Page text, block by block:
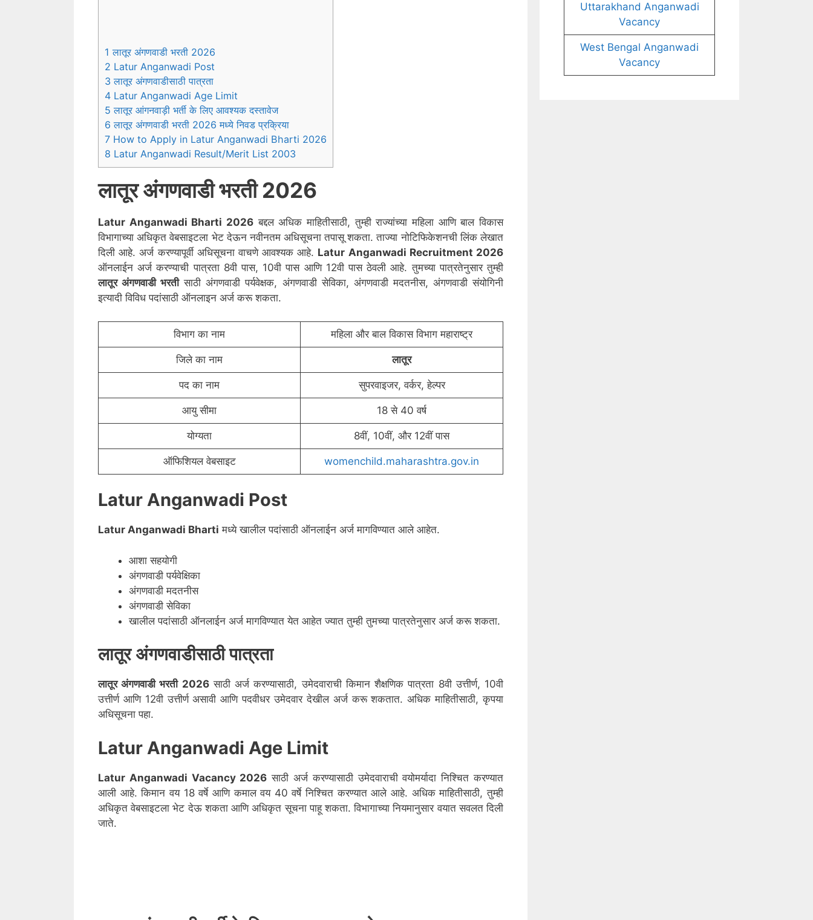
1 लातूर अंगणवाडी भरती 2026
2 Latur Anganwadi Post
3 लातूर अंगणवाडीसाठी पात्रता
4 Latur Anganwadi Age Limit
5 लातूर आंगनवाड़ी भर्ती के लिए आवश्यक दस्तावेज
6 लातूर अंगणवाडी भरती 2026 मध्ये निवड प्रक्रिया
7 How to Apply in Latur Anganwadi Bharti 2026
8 Latur Anganwadi Result/Merit List 2003
लातूरअंगणवाडी भरती 2026
Latur Anganwadi Bharti 2026 बद्दल अधिक माहितीसाठी, तुम्ही राज्यांच्या महिला आणि बाल विकास
विभागाच्या अधिकृत वेबसाइटला भेट देऊन नवीनतम अधिसूचना तपासू शकता. ताज्या नोटिफिकेशनची लिंक लेखात
दिली आहे. अर्ज करण्यापूर्वी अधिसूचना वाचणे आवश्यक आहे. Latur Anganwadi Recruitment 2026
ऑनलाईन अर्ज करण्याची पात्रता 8वी पास, 10वी पास आणि 12वी पास ठेवली आहे. तुमच्या पात्रतेनुसार तुम्ही
लातूरअंगणवाडी भरतीसाठी अंगणवाडी पर्यवेक्षक, अंगणवाडी सेविका, अंगणवाडी मदतनीस, अंगणवाडी संयोगिनी
इत्यादी विविध पदांसाठी ऑनलाइन अर्ज करू शकता.
विभाग का नाम महिला और बाल विकास विभाग महाराष्ट्र
जिले का नाम लातूर
पद का नाम सुपरवाइजर, वर्कर, हेल्पर
आयु सीमा 18 से 40 वर्ष
योग्यता 8वीं, 10वीं, और 12वीं पास
ऑफिशियल वेबसाइट womenchild.maharashtra.gov.in
Latur Anganwadi Post
Latur Anganwadi Bharti मध्ये खालील पदांसाठी ऑनलाईन अर्ज मागविण्यात आले आहेत.
आशा सहयोगी
अंगणवाडी पर्यवेक्षिका
अंगणवाडी मदतनीस
अंगणवाडी सेविका
खालील पदांसाठी ऑनलाईन अर्ज मागविण्यात येत आहेत ज्यात तुम्ही तुमच्या पात्रतेनुसार अर्ज करू शकता.
लातूर अंगणवाडीसाठी पात्रता
लातूरअंगणवाडी भरती 2026साठी अर्ज करण्यासाठी, उमेदवाराची किमान शैक्षणिक पात्रता 8वी उत्तीर्ण, 10वी
उत्तीर्ण आणि 12वी उत्तीर्ण असावी आणि पदवीधर उमेदवार देखील अर्ज करू शकतात. अधिक माहितीसाठी, कृपया
अधिसूचना पहा.
Latur Anganwadi Age Limit
Latur Anganwadi Vacancy 2026 साठी अर्ज करण्यासाठी उमेदवाराची वयोमर्यादा निश्चित करण्यात
आली आहे. किमान वय 18 वर्षे आणि कमाल वय 40 वर्षे निश्चित करण्यात आले आहे. अधिक माहितीसाठी, तुम्ही
अधिकृत वेबसाइटला भेट देऊ शकता आणि अधिकृत सूचना पाहू शकता. विभागाच्या नियमानुसार वयात सवलत दिली
जाते.
Uttarakhand Anganwadi
Vacancy
West Bengal Anganwadi
Vacancy